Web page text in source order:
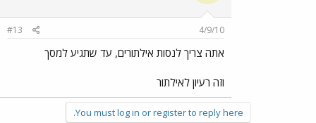
4/9/10
#13
אתה צריך לנסות אילתורים, עד שתגיע למסך
וזה רעיון לאילתור
You must log in or register to reply here.